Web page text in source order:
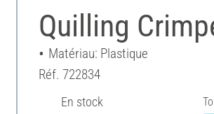
Quilling
Matériau: Plastique
Réf. 722834
En stock